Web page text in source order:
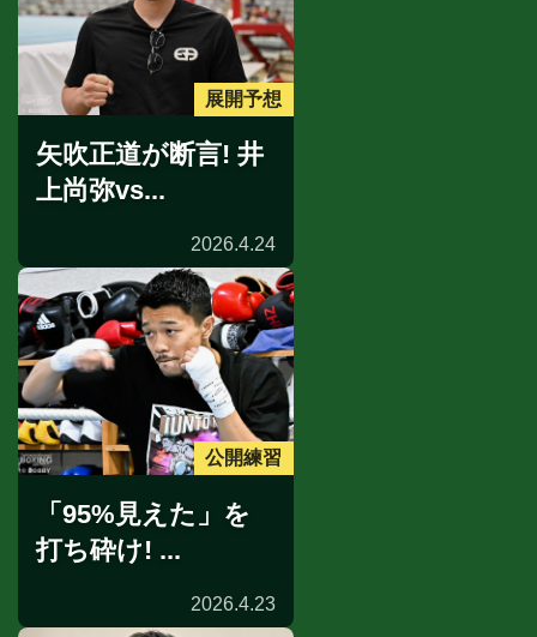
展開予想
矢吹正道が断言! 井
上尚弥vs...
2026.4.24
公開練習
「95%見えた」を
打ち砕け! ...
2026.4.23